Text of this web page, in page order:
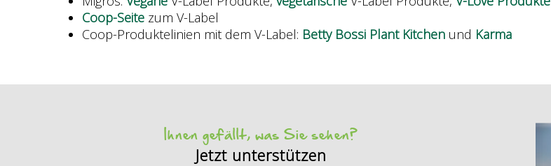
Coop-Seite zum V-Label
Coop-Produktelinien mit dem V-Label: Betty Bossi Plant Kitchen und Karma
Ihnen gefällt, was Sie sehen?
Jetzt unterstützen